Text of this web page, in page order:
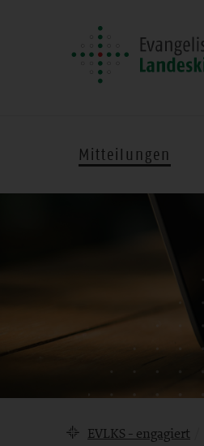
Mitteilungen
EVLKS - engagiert